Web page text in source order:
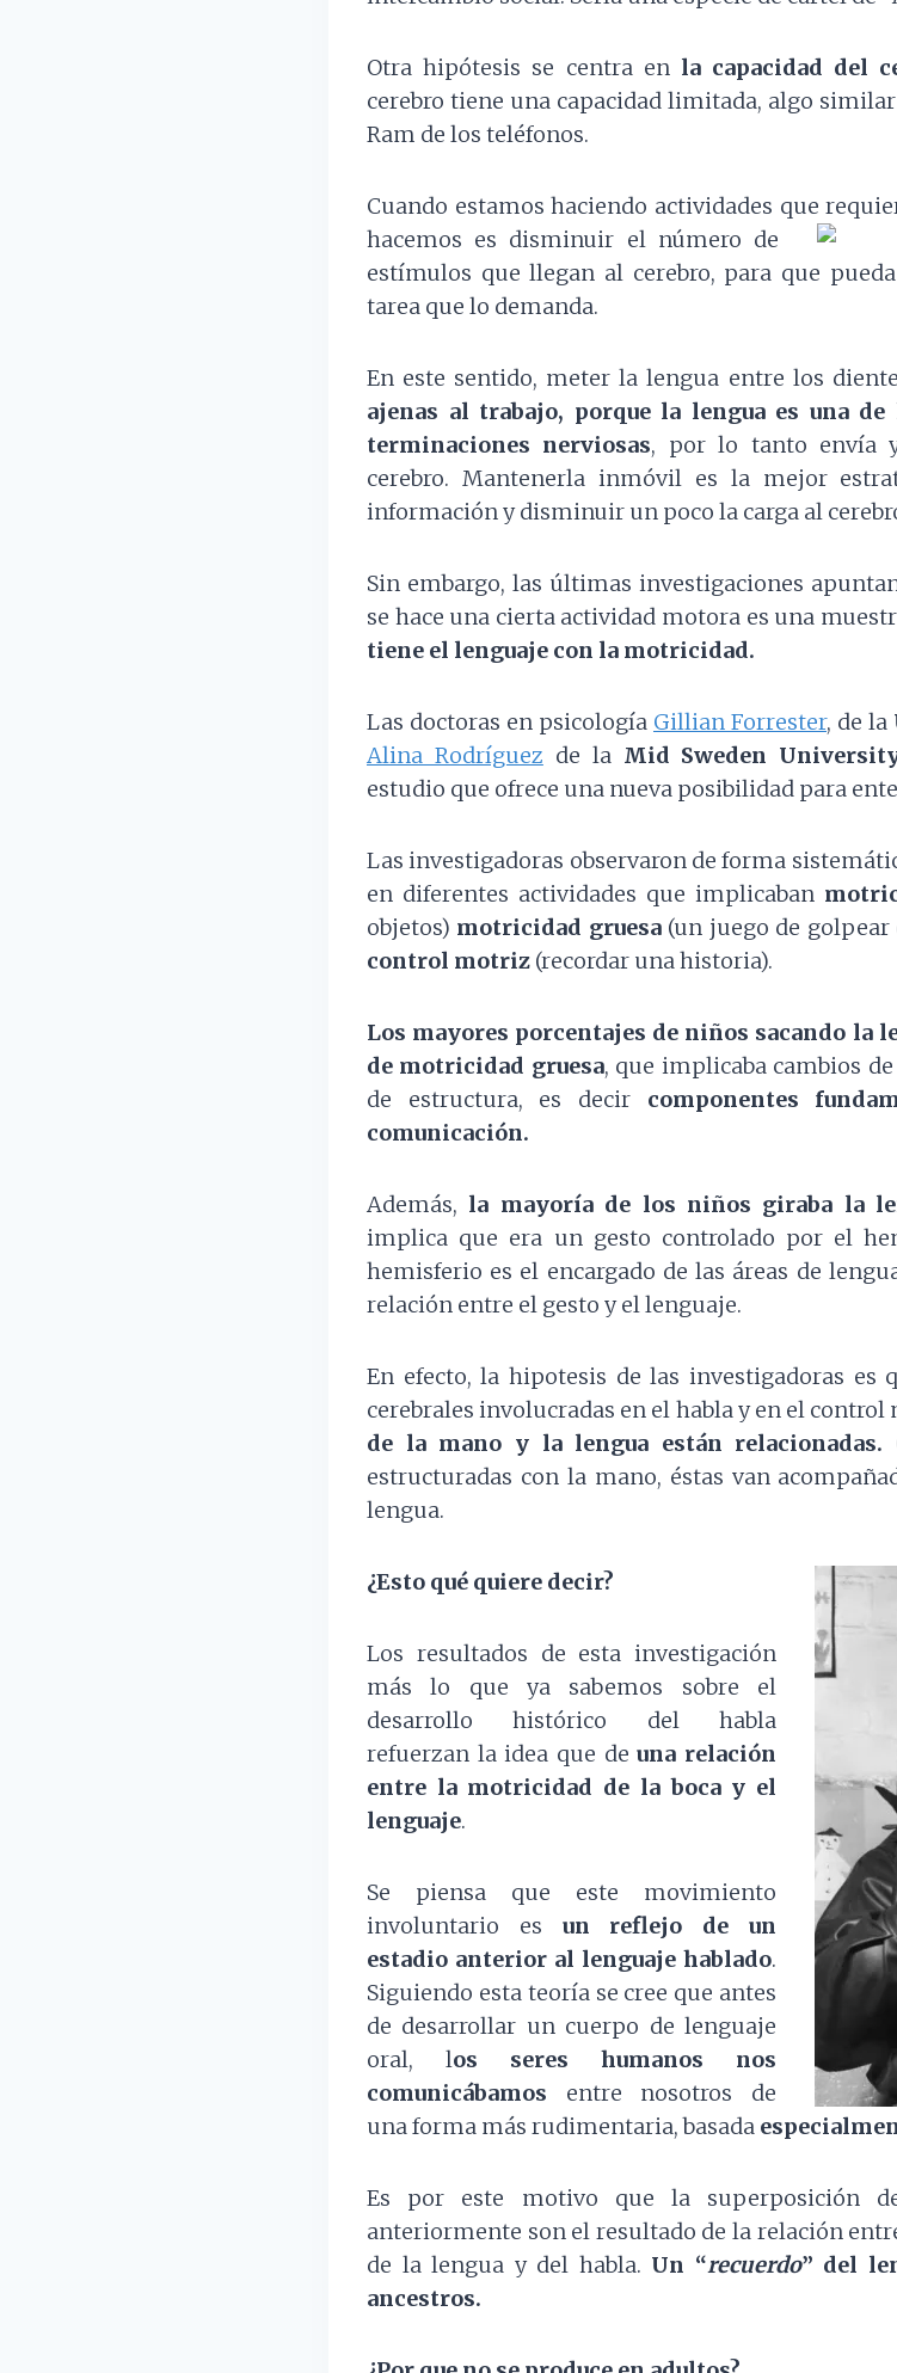
Otra hipótesis se centra en la capacidad del
cerebro tiene una capacidad limitada, algo
Ram de los teléfonos.
Cuando estamos haciendo actividades que
hacemos es disminuir el número de
estímulos que llegan al cerebro, para que
tarea que lo demanda.
En este sentido, meter la lengua entre los
ajenas al trabajo, porque la lengua es una
terminaciones nerviosas, por lo tanto envía
cerebro. Mantenerla inmóvil es la mejor
información y disminuir un poco la carga al
Sin embargo, las últimas investigaciones
se hace una cierta actividad motora es una
tiene el lenguaje con la motricidad.
Las doctoras en psicología Gillian Forrester, de la
Alina Rodríguez de la Mid Sweden
estudio que ofrece una nueva posibilidad para
Las investigadoras observaron de forma
en diferentes actividades que implicaban
objetos) motricidad gruesa(un juego de golpear
control motriz (recordar una historia).
Los mayores porcentajes de niños sacando la
de motricidad gruesa, que implicaba cambios
de estructura, es decir componentes
comunicación.
Además, la mayoría de los niños giraba la
implica que era un gesto controlado por el
hemisferio es el encargado de las áreas de
relación entre el gesto y el lenguaje.
En efecto, la hipotesis de las investigadoras es
cerebrales involucradas en el habla y en el control
de la mano y la lengua están relacionadas.
estructuradas con la mano, éstas van
lengua.
¿Esto qué quiere decir?
Los resultados de esta investigación
más lo que ya sabemos sobre el
desarrollo histórico del habla
refuerzan la idea que deuna relación
entre la motricidad de la boca y el
lenguaje.
Se piensa que este movimiento
involuntario es un reflejo de un
estadio anterior al lenguaje hablado.
Siguiendo esta teoría se cree que antes
de desarrollar un cuerpo de lenguaje
oral, los seres humanos nos
comunicábamos entre nosotros de
una forma más rudimentaria, basada
Es por este motivo que la superposición
anteriormente son el resultado de la relación
de la lengua y del habla. Un “recuerdo” del
ancestros.